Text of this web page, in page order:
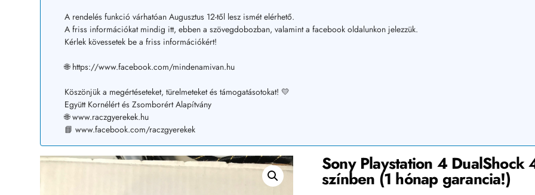
A rendelés funkció várhatóan Augusztus 12-től lesz ismét elérhető.
A friss információkat mindig itt, ebben a szövegdobozban, valamint a facebook oldalunkon jelezzük.
Kérlek kövessetek be a friss információkért!
🌐 https://www.facebook.com/mindenamivan.hu
Köszönjük a megértéseteket, türelmeteket és támogatásotokat! 💛
Együtt Kornélért és Zsomborért Alapítvány
🌐 www.raczgyerekek.hu
📘 www.facebook.com/raczgyerekek
Sony Playstation 4
színben (1 hónap garancia!)